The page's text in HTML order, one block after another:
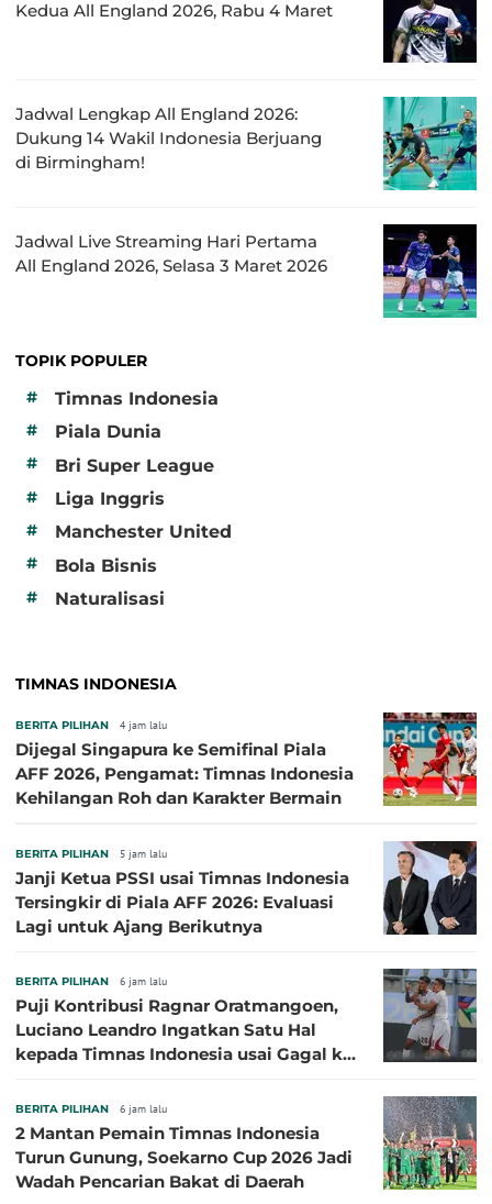
Kedua All England 2026, Rabu 4 Maret
Jadwal Lengkap All England 2026:
Dukung 14 Wakil Indonesia Berjuang
di Birmingham!
Jadwal Live Streaming Hari Pertama
All England 2026, Selasa 3 Maret 2026
TOPIK POPULER
#
Timnas Indonesia
# Piala Dunia
# Bri Super League
# Liga Inggris
# Manchester United
# Bola Bisnis
# Naturalisasi
TIMNAS INDONESIA
BERITA PILIHAN 4 jam lalu
Dijegal Singapura ke Semifinal Piala
AFF 2026, Pengamat: Timnas Indonesia
Kehilangan Roh dan Karakter Bermain
BERITA PILIHAN 5 jam lalu
Janji Ketua PSSI usai Timnas Indonesia
Tersingkir di Piala AFF 2026: Evaluasi
Lagi untuk Ajang Berikutnya
BERITA PILIHAN 6 jam lalu
Puji Kontribusi Ragnar Oratmangoen,
Luciano Leandro Ingatkan Satu Hal
kepada Timnas Indonesia usai Gagal ke
BERITA PILIHAN 6 jam lalu
2 Mantan Pemain Timnas Indonesia
Turun Gunung, Soekarno Cup 2026 Jadi
Wadah Pencarian Bakat di Daerah